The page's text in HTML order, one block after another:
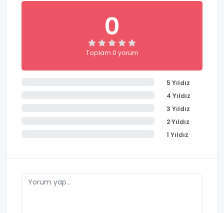
0
Toplam 0 yorum
5 Yıldız
4 Yıldız
3 Yıldız
2 Yıldız
1 Yıldız